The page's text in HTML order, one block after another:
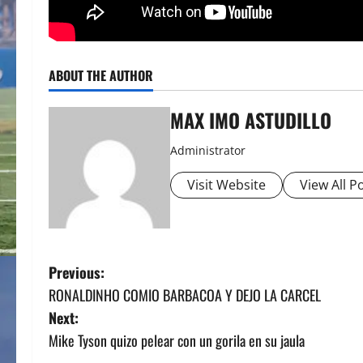
ABOUT THE AUTHOR
MAX IMO ASTUDILLO
Administrator
Visit Website View All
P
o
s
Previous:
RONALDINHO COMIO BARBACOA Y DEJO LA CARCEL
Next:
Mike Tyson quizo pelear con un gorila en su jaula